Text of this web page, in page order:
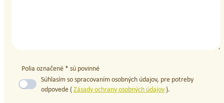
Polia označené * sú povinné
Súhlasím so spracovaním osobných údajov, pre potreby
odpovede (Zásady ochrany osobných údajov ).